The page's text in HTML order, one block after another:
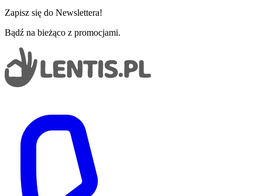
Zapisz się do Newslettera!
Bądź na bieżąco z promocjami.